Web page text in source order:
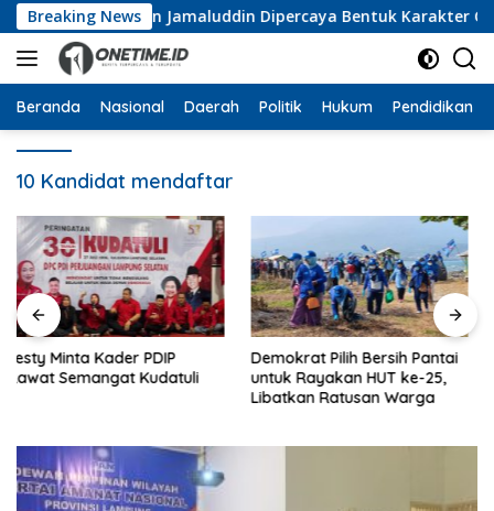
Langsung
ke
konten
Breaking News
Pramuka, Wan Jamaluddin Dipercaya Bentuk Karakter
Beranda Nasional Daerah Politik Hukum Pendidikan
10 Kandidat mendaftar
Demokrat Pilih Bersih Pantai
untuk Rayakan HUT ke-25,
Harlah ke-28, PKB Lampung
Gelar Pasar Murah, Donor
Darah hingga Dialog